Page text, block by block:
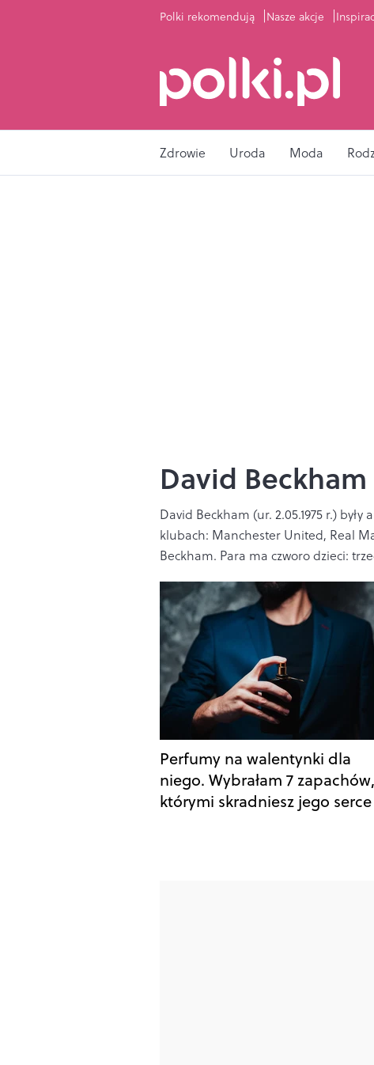
Polki rekomendują Nasze akcje
Zdrowie Uroda Moda
David Beckham
David Beckham (ur. 2.05.1975 r.)
klubach: Manchester United, Real
Beckham. Para ma czworo dzieci:
Perfumy na walentynki dla
niego. Wybrałam 7 zapachów,
którymi skradniesz jego serce